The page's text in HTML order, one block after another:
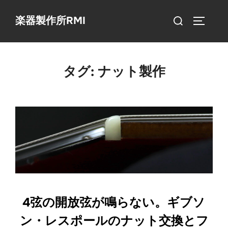
楽器製作所RMI
検
対
タグ: ナット製作
4弦の開放弦が鳴らない。ギブソ
ン・レスポールのナット交換とフ